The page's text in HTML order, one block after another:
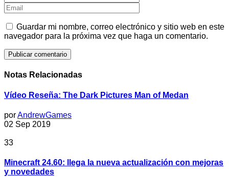
Guardar mi nombre, correo electrónico y sitio web en este
navegador para la próxima vez que haga un comentario.
Notas Relacionadas
Vídeo Reseña: The Dark Pictures Man of Medan
porAndrewGames
02 Sep 2019
33
Minecraft 24.60: llega la nueva actualización con mejoras
y novedades